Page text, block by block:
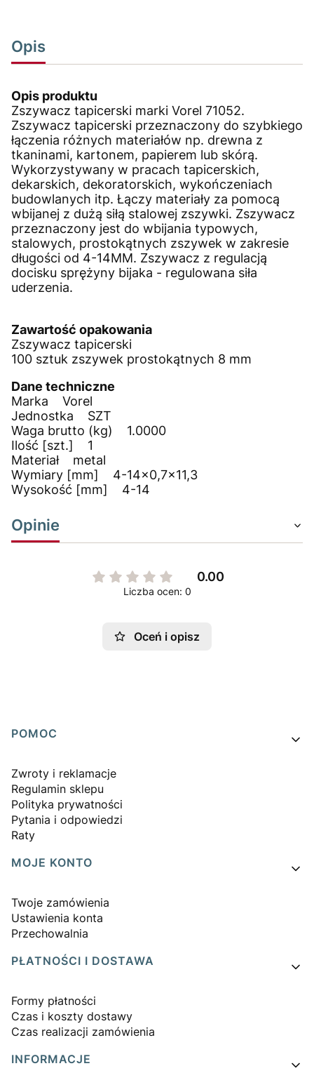
Opis
Opis produktu
Zszywacz tapicerski marki Vorel 71052.
Zszywacz tapicerski przeznaczony do szybkiego
łączenia różnych materiałów np. drewna z
tkaninami, kartonem, papierem lub skórą.
Wykorzystywany w pracach tapicerskich,
dekarskich, dekoratorskich, wykończeniach
budowlanych itp. Łączy materiały za pomocą
wbijanej z dużą siłą stalowej zszywki. Zszywacz
przeznaczony jest do wbijania typowych,
stalowych, prostokątnych zszywek w zakresie
długości od 4-14MM. Zszywacz z regulacją
docisku sprężyny bijaka - regulowana siła
uderzenia.
Zawartość opakowania
Zszywacz tapicerski
100 sztuk zszywek prostokątnych 8 mm
Dane techniczne
Marka Vorel
Jednostka SZT
Waga brutto (kg) 1.0000
Ilość [szt.] 1
Materiał metal
Wymiary [mm] 4-14x0,7x11,3
Wysokość [mm] 4-14
Opinie
0.00
Liczba ocen: 0
Oceń i opisz
Linki w stopce
POMOC
Zwroty i reklamacje
Regulamin sklepu
Polityka prywatności
Pytania i odpowiedzi
Raty
MOJE KONTO
Twoje zamówienia
Ustawienia konta
Przechowalnia
PŁATNOŚCI I DOSTAWA
Formy płatności
Czas i koszty dostawy
Czas realizacji zamówienia
INFORMACJE